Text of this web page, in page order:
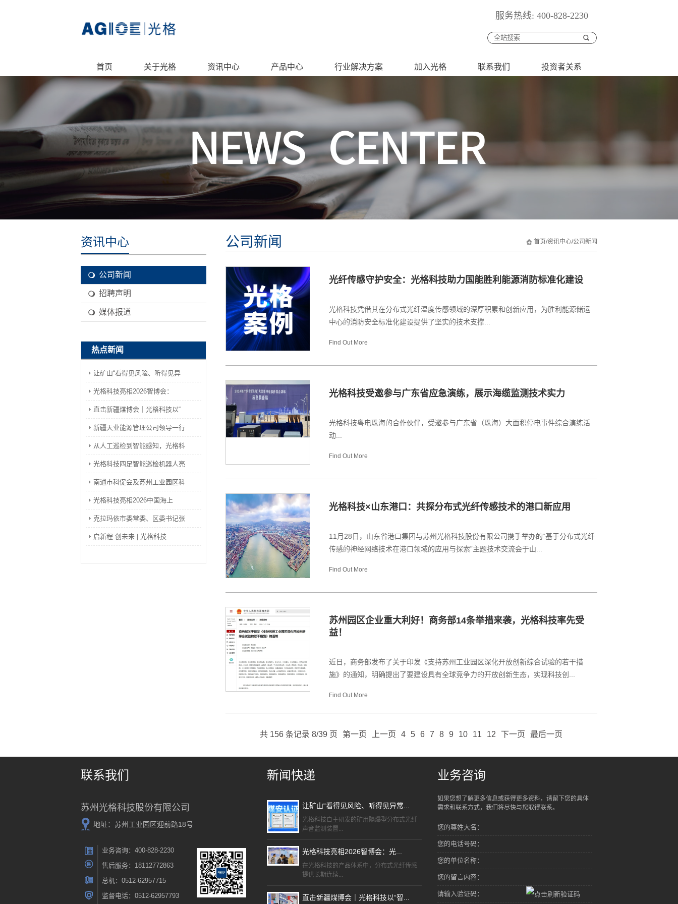
服务热线: 400-828-2230
首页 关于光格 资讯中心 产品中心 行业解决方案 加入光格 联系我们 投资者关系
资讯中心
公司新闻
招聘声明
媒体报道
热点新闻
让矿山“看得见风险、听得见异
光格科技亮相2026智博会：
直击新疆煤博会｜光格科技以“
新疆天业能源管理公司领导一行
从人工巡检到智能感知，光格科
光格科技四足智能巡检机器人亮
南通市科促会及苏州工业园区科
光格科技亮相2026中国海上
克拉玛依市委常委、区委书记张
启新程 创未来 | 光格科技
首页/资讯中心/公司新闻
公司新闻
光纤传感守护安全：光格科技助力国能胜利能源消防标准化建设
光格科技凭借其在分布式光纤温度传感领域的深厚积累和创新应用，为胜利能源储运
中心的消防安全标准化建设提供了坚实的技术支撑...
Find Out More
光格科技受邀参与广东省应急演练，展示海缆监测技术实力
光格科技粤电珠海的合作伙伴，受邀参与广东省（珠海）大面积停电事件综合演练活
动...
Find Out More
光格科技×山东港口：共探分布式光纤传感技术的港口新应用
11月28日，山东省港口集团与苏州光格科技股份有限公司携手举办的“基于分布式光纤
传感的神经网络技术在港口领域的应用与探索”主题技术交流会于山...
Find Out More
苏州园区企业重大利好！商务部14条举措来袭，光格科技率先受
益！
近日，商务部发布了关于印发《支持苏州工业园区深化开放创新综合试验的若干措
施》的通知，明确提出了要建设具有全球竞争力的开放创新生态，实现科技创...
Find Out More
共 156 条记录 8/39 页 第一页 上一页 4 5 6 7 8 9 10 11 12 下一页 最后一页
联系我们
苏州光格科技股份有限公司
地址：苏州工业园区迎前路18号
业务咨询：400-828-2230
售后服务：18112772863
总机：0512-62957715
监督电话：0512-62957793
新闻快递
让矿山“看得见风险、听得见异常...
光格科技自主研发的矿用隔爆型分布式光纤
声音监测装置...
光格科技亮相2026智博会：光...
在光格科技的产品体系中，分布式光纤传感
提供长期连续...
直击新疆煤博会｜光格科技以“智...
业务咨询
如果您想了解更多信息或获得更多资料，请留下您的具体
需求和联系方式，我们将尽快与您取得联系。
您的尊姓大名：
您的电话号码：
您的单位名称：
您的留言内容：
请输入验证码：